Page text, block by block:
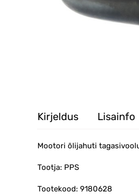
Kirjeldus Lisainfo
Mootori õlijahuti
Tootja: PPS
Tootekood: 9180628